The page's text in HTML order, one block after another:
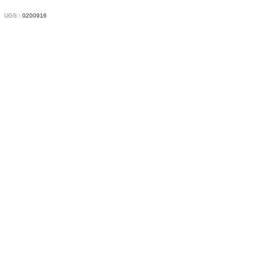
UGS : 0200916